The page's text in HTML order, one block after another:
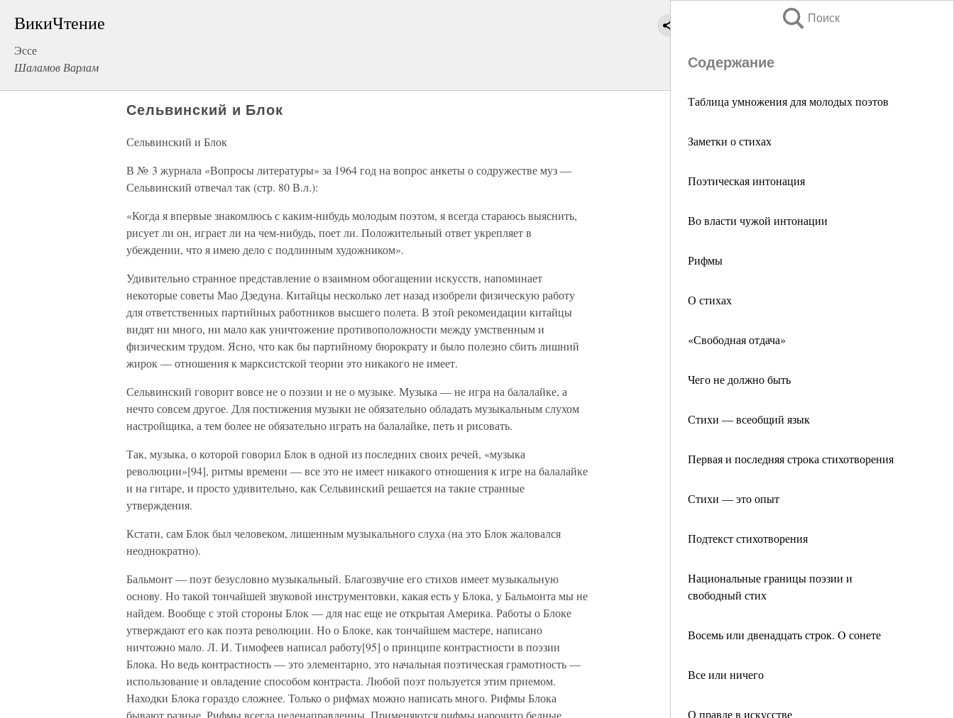
ВикиЧтение
Эссе
Шаламов Варлам
Поиск
Содержание
Таблица умножения для молодых поэтов
Заметки о стихах
Поэтическая интонация
Во власти чужой интонации
Рифмы
О стихах
«Свободная отдача»
Чего не должно быть
Стихи — всеобщий язык
Первая и последняя строка стихотворения
Стихи — это опыт
Подтекст стихотворения
Национальные границы поэзии и
свободный стих
Восемь или двенадцать строк. O сонете
Все или ничего
О правде в искусстве
Сельвинский и Блок
Сельвинский и Блок
В № 3 журнала «Вопросы литературы» за 1964 год на вопрос анкеты о содружестве муз —
Сельвинский отвечал так (стр. 80 В.л.):
«Когда я впервые знакомлюсь с каким-нибудь молодым поэтом, я всегда стараюсь выяснить,
рисует ли он, играет ли на чем-нибудь, поет ли. Положительный ответ укрепляет в
убеждении, что я имею дело с подлинным художником».
Удивительно странное представление о взаимном обогащении искусств, напоминает
некоторые советы Мао Дзедуна. Китайцы несколько лет назад изобрели физическую работу
для ответственных партийных работников высшего полета. В этой рекомендации китайцы
видят ни много, ни мало как уничтожение противоположности между умственным и
физическим трудом. Ясно, что как бы партийному бюрократу и было полезно сбить лишний
жирок — отношения к марксистской теории это никакого не имеет.
Сельвинский говорит вовсе не о поэзии и не о музыке. Музыка — не игра на балалайке, а
нечто совсем другое. Для постижения музыки не обязательно обладать музыкальным слухом
настройщика, а тем более не обязательно играть на балалайке, петь и рисовать.
Так, музыка, о которой говорил Блок в одной из последних своих речей, «музыка
революции»[94], ритмы времени — все это не имеет никакого отношения к игре на балалайке
и на гитаре, и просто удивительно, как Сельвинский решается на такие странные
утверждения.
Кстати, сам Блок был человеком, лишенным музыкального слуха (на это Блок жаловался
неоднократно).
Бальмонт — поэт безусловно музыкальный. Благозвучие его стихов имеет музыкальную
основу. Но такой тончайшей звуковой инструментовки, какая есть у Блока, у Бальмонта мы не
найдем. Вообще с этой стороны Блок — для нас еще не открытая Америка. Работы о Блоке
утверждают его как поэта революции. Но о Блоке, как тончайшем мастере, написано
ничтожно мало. Л. И. Тимофеев написал работу[95] о принципе контрастности в поэзии
Блока. Но ведь контрастность — это элементарно, это начальная поэтическая грамотность —
использование и овладение способом контраста. Любой поэт пользуется этим приемом.
Находки Блока гораздо сложнее. Только о рифмах можно написать много. Рифмы Блока
бывают разные. Рифмы всегда целенаправленны. Применяются рифмы нарочито бедные,